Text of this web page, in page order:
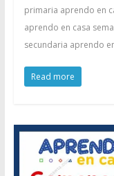
primaria aprendo en
aprendo en casa
secundaria aprendo
Read more